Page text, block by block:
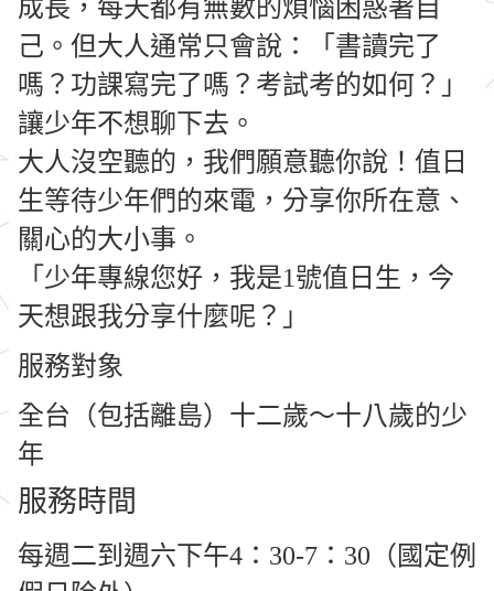
成長，每天都有無數的煩惱困惑著自
己。但大人通常只會說：「書讀完了
嗎？功課寫完了嗎？考試考的如何？」
讓少年不想聊下去。
大人沒空聽的，我們願意聽你說！值日
生等待少年們的來電，分享你所在意、
關心的大小事。
「少年專線您好，我是1號值日生，今
天想跟我分享什麼呢？」
服務對象
全台（包括離島）十二歲～十八歲的少
年
服務時間
每週二到週六下午4：30-7：30（國定例